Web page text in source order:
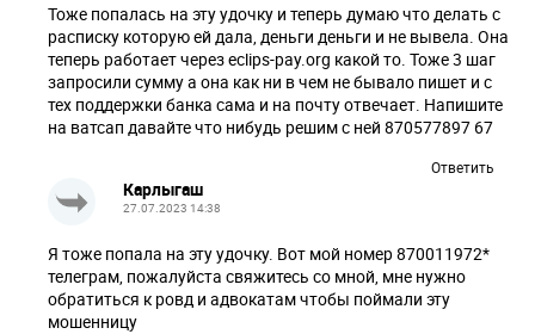
Тоже попалась на эту удочку и теперь думаю что делать с
расписку которую ей дала, деньги деньги и не вывела. Она
теперь работает через eclips-pay.org какой то. Тоже 3 шаг
запросили сумму а она как ни в чем не бывало пишет и с
тех поддержки банка сама и на почту отвечает. Напишите
на ватсап давайте что нибудь решим с ней 870577897 67
Ответить
Карлыгаш
27.07.2023 14:38
Я тоже попала на эту удочку. Вот мой номер 870011972*
телеграм, пожалуйста свяжитесь со мной, мне нужно
обратиться к ровд и адвокатам чтобы поймали эту
мошенницу